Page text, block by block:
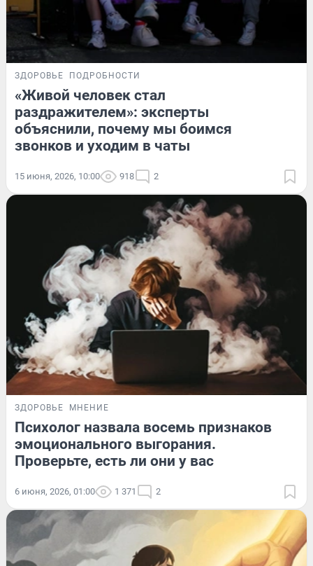
ЗДОРОВЬЕ ПОДРОБНОСТИ
«Живой человек стал
раздражителем»: эксперты
объяснили, почему мы боимся
звонков и уходим в чаты
15 июня, 2026, 10:00 918 2
ЗДОРОВЬЕ МНЕНИЕ
Психолог назвала восемь признаков
эмоционального выгорания.
Проверьте, есть ли они у вас
6 июня, 2026, 01:00 1 371 2